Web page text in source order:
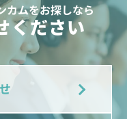
カムをお探しなら
ください